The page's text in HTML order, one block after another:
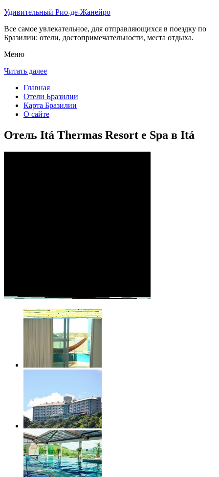
Удивительный Рио-де-Жанейро
Все самое увлекательное, для отправляющихся в поездку по
Бразилии: отели, достопримечательности, места отдыха.
Меню
Читать далее
Главная
Отели Бразилии
Карта Бразилии
О сайте
Отель Itá Thermas Resort e Spa в Itá